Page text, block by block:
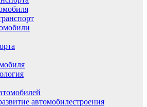
автомобилестроения